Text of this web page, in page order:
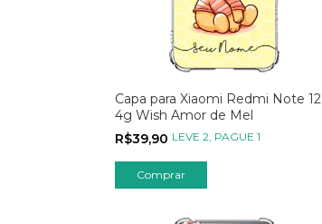
Capa para Xiaomi Redmi Note 12
4g Wish Amor de Mel
R$39,90 LEVE 2, PAGUE 1
Comprar